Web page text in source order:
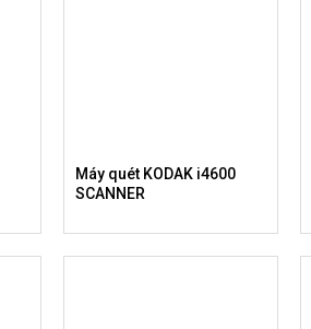
Máy quét KODAK i4600
SCANNER